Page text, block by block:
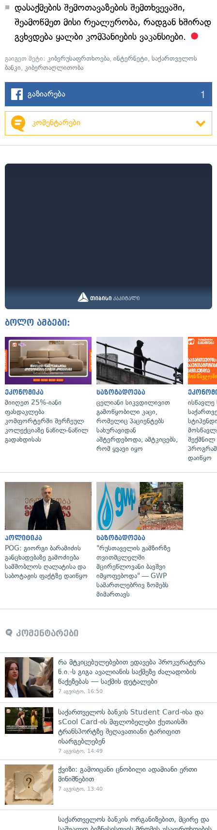
დასაქმების შემოთავაზების შემთხვევაში,
შეამოწმეთ მისი რეალურობა, რადგან ხშირად
გვხვდება ყალბი კომპანიების ვაკანსიები.
გაიგეთ მეტი: კიბერუსაფრთხოება, ინტერნეტი, საქართველოს
ბანკი, კიბერთაღლითობა
გაზიარება 1
კომენტარები
ბოლო ამბები:
ეკონომიკა
მიიღეთ 25%-იანი
ფასდაკლება
კომფორტერში შერჩეულ
კოლექციაზე ნაწილ-ნაწილ
გადახდისას
საზოგადოება
ცელიანი სიკვდილივით
გამოწყობილი კაცი,
რომელიც პაციენტებს
სახურავიდან
აშტერდებოდა, ამტკიცებს,
რომ ყვავი იყო
ისწავლე
დაიწყო
პოლიტიკა
POG: გიორგი ბარამიძის
განცხადებაზე გამოძიება
სამშობლოს ღალატისა და
საბოტაჟის ფაქტზე დაიწყო
საზოგადოება
"რუსთაველის გამზირზე
თვითმცლელში
მცირეწლოვანი ბავშვი
იმყოფებოდა" — GWP
სამართლებრივ ზომებს
მიმართავს
კომენტარები
რა მტკიცებულებებით ედავება პროკურატურა
ნ.ი.-ს გიგა ავალიანის საქმეზე ძალადობის
წაქეზებას — საქმის დეტალები
7 აგვისტო, 16:50
საქართველოს ბანკის Student Card-ისა და
sCool Card-ის მფლობელები ქუთაისში
ტრანსპორტზე შეღავათიანი ტარიფით
ისარგებლებენ
7 აგვისტო, 14:49
ქვიზი: გამოიცანი ცნობილი ადამიანი ერთი
მინიშნებით
7 აგვისტო, 13:40
საქართველოს ბანკის ორგანიზებით, მცირე და